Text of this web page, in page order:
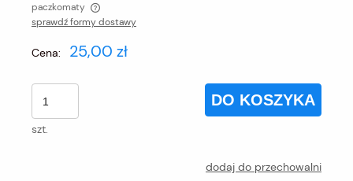
paczkomaty
Cena nie zawiera ewentualnych kosztów płatności
sprawdź formy dostawy
Cena: 25,00 zł
szt.
DO KOSZYKA
dodaj do przechowalni